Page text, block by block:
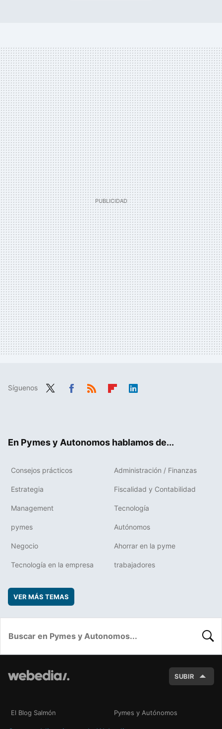
Síguenos
En Pymes y Autonomos hablamos de...
Consejos prácticos Administración / Finanzas
Estrategia Fiscalidad y Contabilidad
Management Tecnología
pymes Autónomos
Negocio Ahorrar en la pyme
Tecnología en la empresa trabajadores
VER MÁS TEMAS
SUBIR
El Blog Salmón Pymes y Autónomos